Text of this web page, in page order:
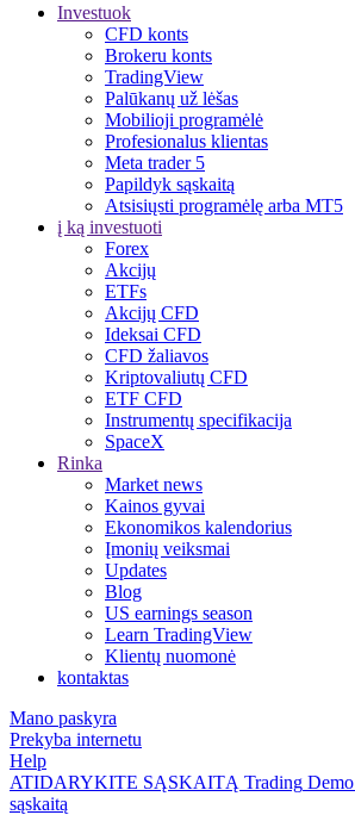
Investuok
CFD konts
Brokeru konts
TradingView
Palūkanų už lėšas
Mobilioji programėlė
Profesionalus klientas
Meta trader 5
Papildyk sąskaitą
Atsisiųsti programėlę arba MT5
į ką investuoti
Forex
Akcijų
ETFs
Akcijų CFD
Ideksai CFD
CFD žaliavos
Kriptovaliutų CFD
ETF CFD
Instrumentų specifikacija
SpaceX
Rinka
Market news
Kainos gyvai
Ekonomikos kalendorius
Įmonių veiksmai
Updates
Blog
US earnings season
Learn TradingView
Klientų nuomonė
kontaktas
Mano paskyra
Prekyba internetu
Help
ATIDARYKITE SĄSKAITĄ Trading Demo
sąskaitą